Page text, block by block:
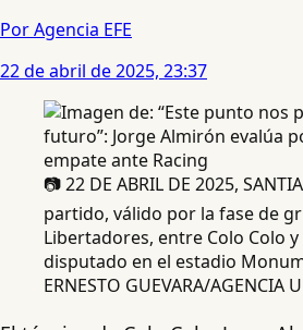
Por Agencia EFE
22 de abril de 2025, 23:37
📷 22 DE ABRIL DE 2025,
partido, válido por la fase de
Libertadores, entre Colo Colo y
disputado en el estadio
ERNESTO GUEVARA/AGENCIA